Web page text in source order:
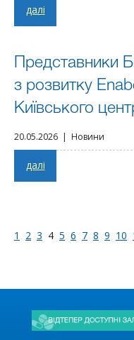
далі
Представники
з розвитку
Київського
20.05.2026 | Новини
далі
1 2 3 4 5 6 7 8 9 10